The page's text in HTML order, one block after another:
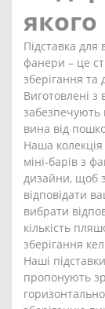
Підставка для
фанери – це
зберігання та
Виготовлені з
забезпечують
вина від
Наша
міні-барів з
дизайни, щоб
відповідати
вибрати
кількість
зберігання
Наші
пропонують